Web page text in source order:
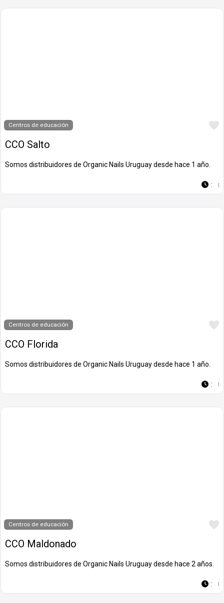
Centros de educación
CCO Salto
Somos distribuidores de Organic Nails Uruguay desde hace 1 año.
:
Centros de educación
CCO Florida
Somos distribuidores de Organic Nails Uruguay desde hace 1 año.
:
Centros de educación
CCO Maldonado
Somos distribuidores de Organic Nails Uruguay desde hace 2 años.
: